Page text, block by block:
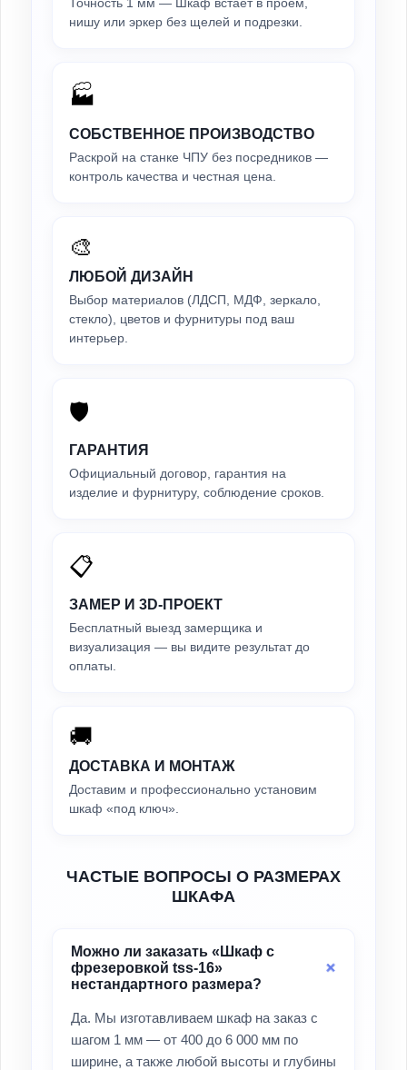
нишу или эркер без щелей и подрезки.
🏭
СОБСТВЕННОЕ ПРОИЗВОДСТВО
Раскрой на станке ЧПУ без посредников —
контроль качества и честная цена.
🎨
ЛЮБОЙ ДИЗАЙН
Выбор материалов (ЛДСП, МДФ, зеркало,
стекло), цветов и фурнитуры под ваш
интерьер.
🛡️
ГАРАНТИЯ
Официальный договор, гарантия на
изделие и фурнитуру, соблюдение сроков.
📋
ЗАМЕР И 3D-ПРОЕКТ
Бесплатный выезд замерщика и
визуализация — вы видите результат до
оплаты.
🚚
ДОСТАВКА И МОНТАЖ
Доставим и профессионально установим
шкаф «под ключ».
ЧАСТЫЕ ВОПРОСЫ О РАЗМЕРАХ
ШКАФА
Можно ли заказать «Шкаф с
фрезеровкой tss-16»
нестандартного размера?
Да. Мы изготавливаем шкаф на заказ с
шагом 1 мм — от 400 до 6 000 мм по
ширине, а также любой высоты и глубины